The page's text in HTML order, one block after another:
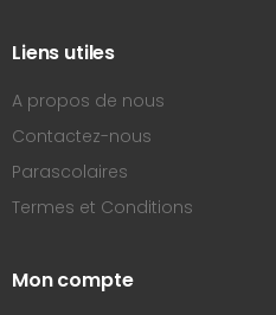
Liens utiles
A propos de nous
Contactez-nous
Parascolaires
Termes et Conditions
Mon compte